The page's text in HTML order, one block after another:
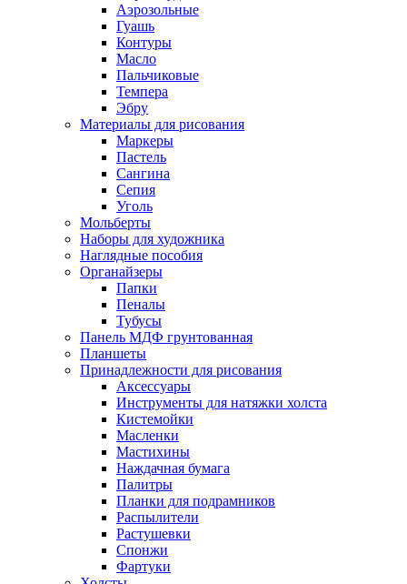
Аэрозольные
Гуашь
Контуры
Масло
Пальчиковые
Темпера
Эбру
Материалы для рисования
Маркеры
Пастель
Сангина
Сепия
Уголь
Мольберты
Наборы для художника
Наглядные пособия
Органайзеры
Папки
Пеналы
Тубусы
Панель МДФ грунтованная
Планшеты
Принадлежности для рисования
Аксессуары
Инструменты для натяжки холста
Кистемойки
Масленки
Мастихины
Наждачная бумага
Палитры
Планки для подрамников
Распылители
Растушевки
Спонжи
Фартуки